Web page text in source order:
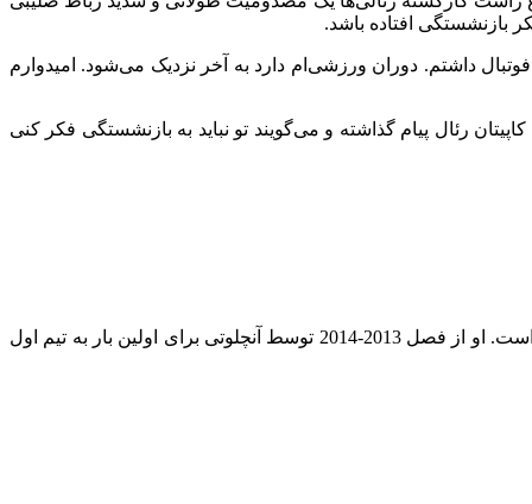
بازنشستگی افتاده باشد.
داشتم. دوران ورزشی‌ام دارد به آخر نزدیک می‌شود. امیدوارم
رئال پیام گذاشته و می‌گویند تو نباید به بازنشستگی فکر کنی
کارواخال در یک دهه گذشته از مهمترین بازیکنان رئال مادرید بوده و ‏در موفقیت‌های تاریخی به خصوص با کارلو آنچلوتی نقش مهمی ‏داشته است. او از فصل 2013-2014 توسط آنچلوتی برای اولین بار به ‏تیم اول